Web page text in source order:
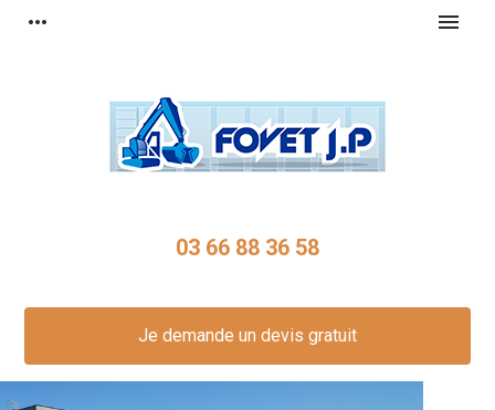
more_horiz menu
03 66 88 36 58
Je demande un devis gratuit